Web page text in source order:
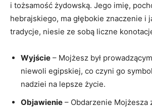
i tożsamość ​żydowską. Jego‍ imię,
hebrajskiego, ma głębokie znaczenie i
tradycje, niesie ze sobą liczne
Wyjście ⁣– Mojżesz był
niewoli egipskiej, co czyni​ go‍
nadziei na lepsze życie.
Objawienie – Obdarzenie Mojżesza